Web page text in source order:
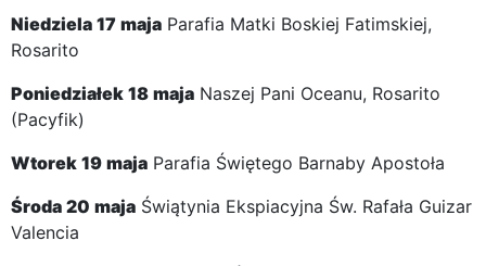
Niedziela 17 maja Parafia Matki Boskiej Fatimskiej,
Rosarito
Poniedziałek 18 maja Naszej Pani Oceanu, Rosarito
(Pacyfik)
Wtorek 19 maja Parafia Świętego Barnaby Apostoła
Środa 20 maja Świątynia Ekspiacyjna Św. Rafała Guizar
Valencia